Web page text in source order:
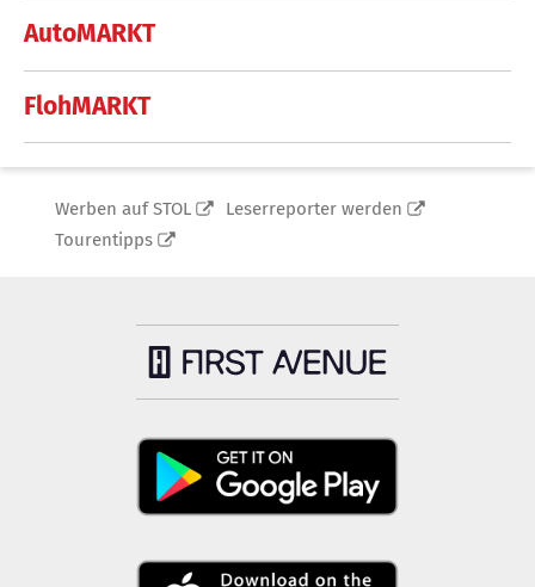
AutoMARKT
FlohMARKT
Werben auf STOL
Leserreporter werden
Tourentipps